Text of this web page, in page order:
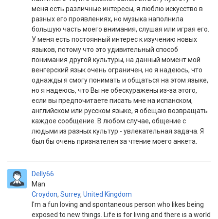
меня есть различные интересы, я люблю искусство в
разных его проявлениях, но музыка наполнила
большую часть моего внимания, слушая или играя его.
У меня есть постоянный интерес к изучению новых
языков, потому что это удивительный способ
понимания другой культуры, на данный момент мой
венгерский язык очень ограничен, но я надеюсь, что
однажды я смогу понимать и общаться на этом языке,
но я надеюсь, что Вы не обескуражены из-за этого,
если вы предпочитаете писать мне на испанском,
английском или русском языке, я обещаю возвращать
каждое сообщение. В любом случае, общение с
людьми из разных культур - увлекательная задача. Я
был бы очень признателен за чтение моего анкета.
Delly66
Man
Croydon, Surrey, United Kingdom
I'm a fun loving and spontaneous person who likes being
exposed to new things. Life is for living and there is a world